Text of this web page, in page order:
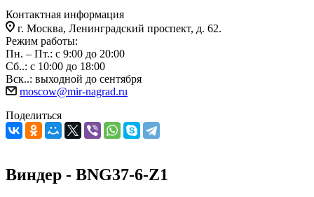
Контактная информация
г. Москва, Ленинградский проспект, д. 62.
Режим работы:
Пн. – Пт.: с 9:00 до 20:00
Сб..: с 10:00 до 18:00
Вск..: выходной до сентября
moscow@mir-nagrad.ru
Поделиться
Виндер - BNG37-6-Z1